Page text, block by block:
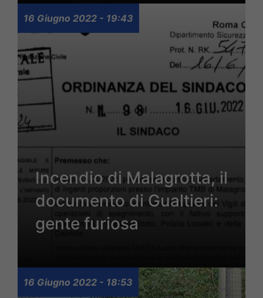
16 Giugno 2022 - 19:43
Incendio di Malagrotta, il
documento di Gualtieri:
gente furiosa
16 Giugno 2022 - 18:53